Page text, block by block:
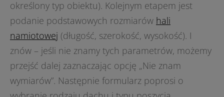
określony typ obiektu). Kolejnym etapem jest
podanie podstawowych rozmiarów hali
namiotowej (długość, szerokość, wysokość). I
znów – jeśli nie znamy tych parametrów, możemy
przejść dalej zaznaczając opcję „Nie znam
wymiarów”. Następnie formularz poprosi o